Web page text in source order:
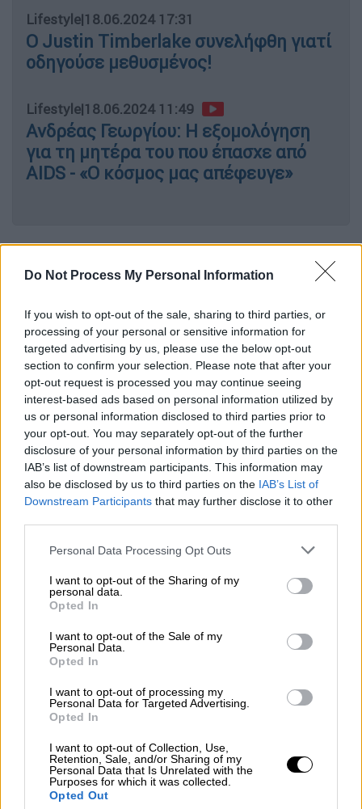
Do Not Process My Personal Information
If you wish to opt-out of the sale, sharing to third parties, or
processing of your personal or sensitive information for
targeted advertising by us, please use the below opt-out
section to confirm your selection. Please note that after your
opt-out request is processed you may continue seeing
interest-based ads based on personal information utilized by
us or personal information disclosed to third parties prior to
your opt-out. You may separately opt-out of the further
disclosure of your personal information by third parties on the
IAB’s list of downstream participants. This information may
also be disclosed by us to third parties on the IAB’s List of
Downstream Participants that may further disclose it to other
Please note that this website/app uses one or more Google
not limited to your visit or usage behaviour. You may click to
grant or deny consent to Google and its third-party tags to
use your data for below specified purposes in below Google
consent section.
Personal Data Processing Opt Outs
I want to opt-out of the Sharing of my
personal data.
Opted In
I want to opt-out of the Sale of my
Personal Data.
Opted In
I want to opt-out of processing my
Personal Data for Targeted Advertising.
Opted In
I want to opt-out of Collection, Use,
Retention, Sale, and/or Sharing of my
Personal Data that Is Unrelated with the
Purposes for which it was collected.
Opted Out
Lifestyle|18.06.2024 17:31
Ο Justin Timberlake συνελήφθη γιατί
οδηγούσε μεθυσμένος!
Lifestyle|18.06.2024 11:49
Ανδρέας Γεωργίου: Η εξομολόγηση
για τη μητέρα του που έπασχε από
AIDS - «Ο κόσμος μας απέφευγε»
Σύμφωνα με το ρεπορτάζ της Wall Street
Journal,οι δύο σταρ τουHollywoodπουλάνε
εκατομμυρίων δολάρίων. Μια τέτοια κίνηση
αγοραπωλησίας θα μπορούσε να αποφέρει
στο ζεύγος κέρδη 7,5 εκατομμυρίων, καθώς
η 54χρονηηθοποιόςτο είχε αγοράσει το
2019 στην αξία των 4,5 εκατομμυρίων,
σύμφωνα με τα δημόσια αρχεία.
Σύμφωνα με τον ατζέντη της Compass, David
Turner, το σπίτι βρίσκεται 20 μίλια μακριά
απο τη Νέα Υόρκη, στο χωριό Ιρβινγκτον,
Στη συνέντευξη τους στην εφημερίδα οι δυό
σταρ δήλωσαν, ότι τώρα που τα παιδιά τους
μεγάλωσαν προτιμούν να περνάνε
τους.